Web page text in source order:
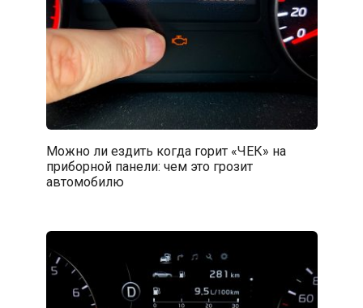
Можно ли ездить когда горит «ЧЕК» на
приборной панели: чем это грозит
автомобилю